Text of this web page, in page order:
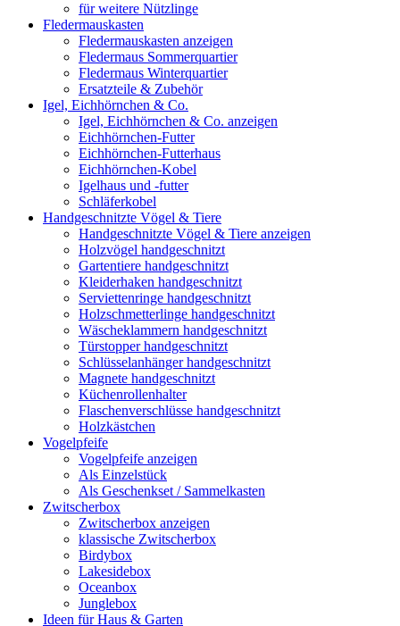
für weitere Nützlinge
Fledermauskasten
Fledermauskasten anzeigen
Fledermaus Sommerquartier
Fledermaus Winterquartier
Ersatzteile & Zubehör
Igel, Eichhörnchen & Co.
Igel, Eichhörnchen & Co. anzeigen
Eichhörnchen-Futter
Eichhörnchen-Futterhaus
Eichhörnchen-Kobel
Igelhaus und -futter
Schläferkobel
Handgeschnitzte Vögel & Tiere
Handgeschnitzte Vögel & Tiere anzeigen
Holzvögel handgeschnitzt
Gartentiere handgeschnitzt
Kleiderhaken handgeschnitzt
Serviettenringe handgeschnitzt
Holzschmetterlinge handgeschnitzt
Wäscheklammern handgeschnitzt
Türstopper handgeschnitzt
Schlüsselanhänger handgeschnitzt
Magnete handgeschnitzt
Küchenrollenhalter
Flaschenverschlüsse handgeschnitzt
Holzkästchen
Vogelpfeife
Vogelpfeife anzeigen
Als Einzelstück
Als Geschenkset / Sammelkasten
Zwitscherbox
Zwitscherbox anzeigen
klassische Zwitscherbox
Birdybox
Lakesidebox
Oceanbox
Junglebox
Ideen für Haus & Garten